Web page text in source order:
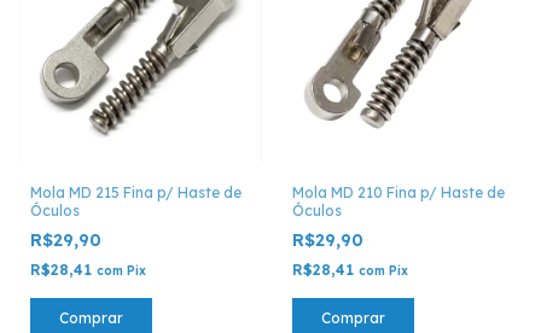
Mola MD 215 Fina p/ Haste de
Óculos
R$29,90
R$28,41 com Pix
Comprar
Mola MD 210 Fina p/ Haste de
Óculos
R$29,90
R$28,41 com Pix
Comprar